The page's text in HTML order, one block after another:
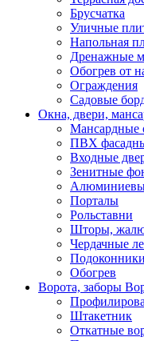
Брусчатка
Уличные
Напольная
Дренажные
Обогрев от
Ограждения
Садовые
Окна, двери,
Мансардные
ПВХ
Входные
Зенитные
Порталы
Рольставни
Шторы,
Чердачные
Подоконники
Обогрев
Ворота, заборы
Штакетник
Откатные